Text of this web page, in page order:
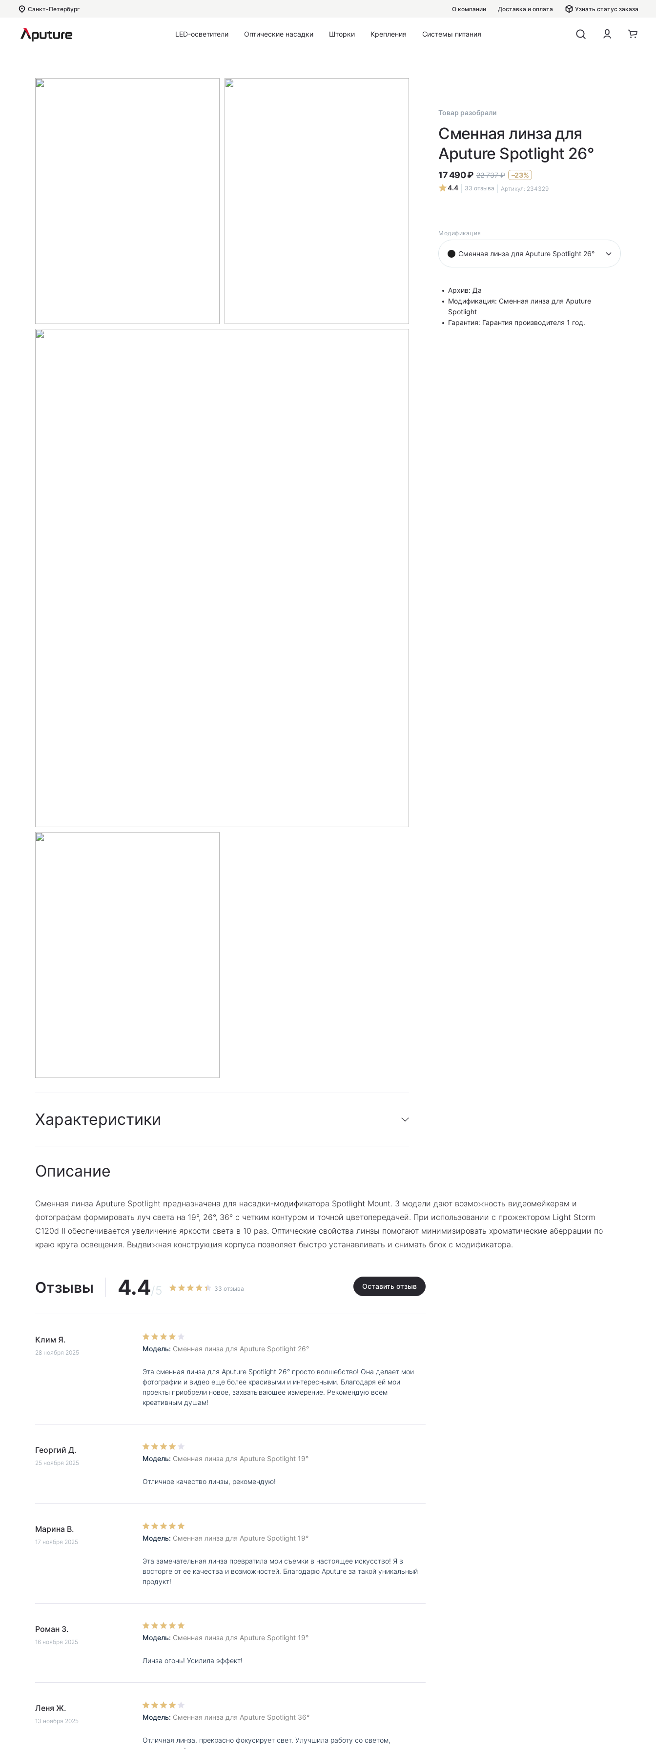
Санкт-Петербург О компании Доставка и оплата Узнать статус заказа
LED-осветители Оптические насадки Шторки Крепления Системы питания
Характеристики
Модификация:
Товар разобрали
Сменная линза для
Aputure Spotlight 26°
17 490₽ 22 737 ₽
–23%
4.4
33 отзыва Артикул: 234329
Модификация
Сменная линза для Aputure Spotlight 26°
Архив: Да
Модификация: Сменная линза для Aputure
Spotlight
Гарантия: Гарантия производителя 1 год.
Описание
Сменная линза Aputure Spotlight предназначена для насадки-модификатора Spotlight Mount. 3 модели дают возможность видеомейкерам и
фотографам формировать луч света на 19°, 26°, 36° с четким контуром и точной цветопередачей. При использовании с прожектором Light Storm
C120d II обеспечивается увеличение яркости света в 10 раз. Оптические свойства линзы помогают минимизировать хроматические аберрации по
краю круга освещения. Выдвижная конструкция корпуса позволяет быстро устанавливать и снимать блок с модификатора.
Отзывы 4.4/5 33 отзыва Оставить отзыв
Клим Я.
28 ноября 2025 Модель: Сменная линза для Aputure Spotlight 26°
Эта сменная линза для Aputure Spotlight 26° просто волшебство! Она делает мои
фотографии и видео еще более красивыми и интересными. Благодаря ей мои
проекты приобрели новое, захватывающее измерение. Рекомендую всем
креативным душам!
Георгий Д.
25 ноября 2025 Модель: Сменная линза для Aputure Spotlight 19°
Отличное качество линзы, рекомендую!
Марина В.
17 ноября 2025 Модель: Сменная линза для Aputure Spotlight 19°
Эта замечательная линза превратила мои съемки в настоящее искусство! Я в
восторге от ее качества и возможностей. Благодарю Aputure за такой уникальный
продукт!
Роман З.
16 ноября 2025 Модель: Сменная линза для Aputure Spotlight 19°
Линза огонь! Усилила эффект!
Леня Ж.
13 ноября 2025 Модель: Сменная линза для Aputure Spotlight 36°
Отличная линза, прекрасно фокусирует свет. Улучшила работу со светом,